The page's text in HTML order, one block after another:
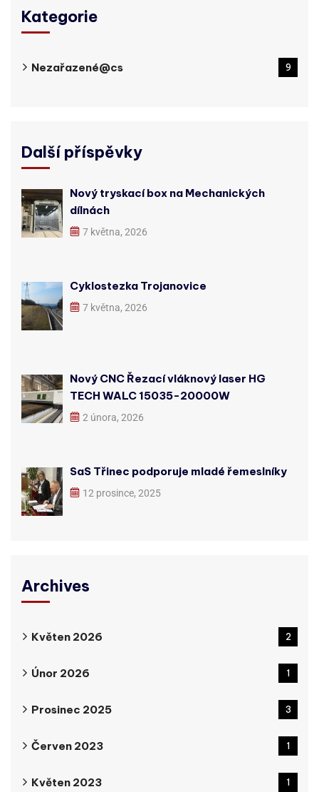
Kategorie
Nezařazené@cs 9
Další příspěvky
Nový tryskací box na Mechanických
dílnách
7 května, 2026
Cyklostezka Trojanovice
7 května, 2026
Nový CNC Řezací vláknový laser HG
TECH WALC 15035-20000W
2 února, 2026
SaS Třinec podporuje mladé řemeslníky
12 prosince, 2025
Archives
Květen 2026 2
Únor 2026 1
Prosinec 2025 3
Červen 2023 1
Květen 2023 1